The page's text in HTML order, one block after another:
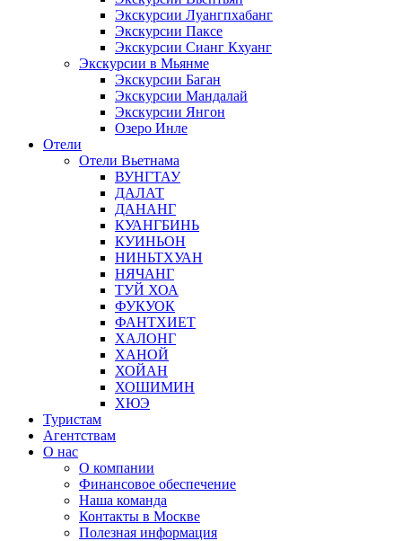
Экскурсии Луангпхабанг
Экскурсии Паксе
Экскурсии Сианг Кхуанг
Экскурсии в Мьянме
Экскурсии Баган
Экскурсии Мандалай
Экскурсии Янгон
Озеро Инле
Отели
Отели Вьетнама
ВУНГТАУ
ДАЛАТ
ДАНАНГ
КУАНГБИНЬ
КУИНЬОН
НИНЬТХУАН
НЯЧАНГ
ТУЙ ХОА
ФУКУОК
ФАНТХИЕТ
ХАЛОНГ
ХАНОЙ
ХОЙАН
ХОШИМИН
ХЮЭ
Туристам
Агентствам
О нас
О компании
Финансовое обеспечение
Наша команда
Контакты в Москве
Полезная информация